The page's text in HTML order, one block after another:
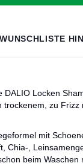
DALIO Locken
trockenem, zu Frizz
mit
Chia-,
beim Waschen